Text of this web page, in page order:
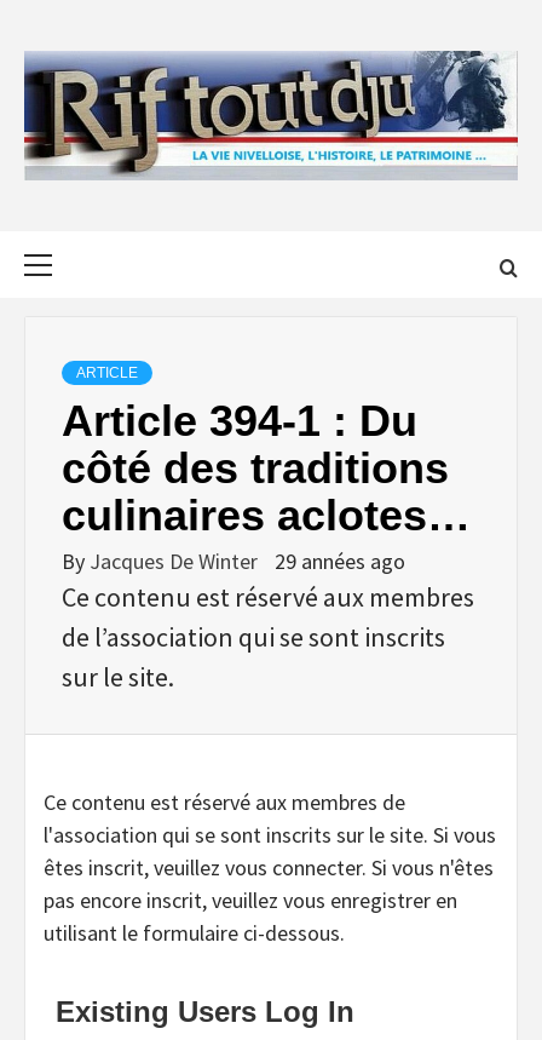
content
ARTICLE
Article 394-1 : Du
côté des traditions
culinaires aclotes…
By Jacques De Winter 29 années ago
Ce contenu est réservé aux membres
de l’association qui se sont inscrits
sur le site.
Ce contenu est réservé aux membres de
l'association qui se sont inscrits sur le site. Si vous
êtes inscrit, veuillez vous connecter. Si vous n'êtes
pas encore inscrit, veuillez vous enregistrer en
utilisant le formulaire ci-dessous.
Existing Users Log In